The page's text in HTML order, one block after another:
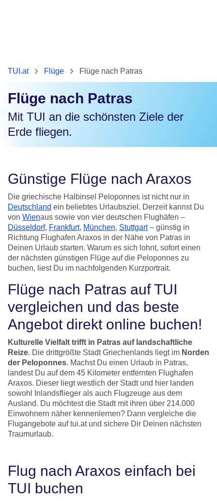
TUI.at Flüge Flüge nach Patras
Flüge nach Patras
Mit TUI an die schönsten Ziele der
Erde fliegen.
Günstige Flüge nach Araxos
Die griechische Halbinsel Peloponnes ist nicht nur in
Deutschland ein beliebtes Urlaubsziel. Derzeit kannst Du
von Wienaus sowie von vier deutschen Flughäfen –
Düsseldorf, Frankfurt, München, Stuttgart– günstig in
Richtung Flughafen Araxos in der Nähe von Patras in
Deinen Urlaub starten. Warum es sich lohnt, sofort einen
der nächsten günstigen Flüge auf die Peloponnes zu
buchen, liest Du im nachfolgenden Kurzportrait.
Flüge nach Patras auf TUI
vergleichen und das beste
Angebot direkt online buchen!
Kulturelle Vielfalt trifft in Patras auf landschaftliche
Reize. Die drittgrößte Stadt Griechenlands liegt im Norden
der Peloponnes. Machst Du einen Urlaub in Patras,
landest Du auf dem 45 Kilometer entfernten Flughafen
Araxos. Dieser liegt westlich der Stadt und hier landen
sowohl Inlandsflieger als auch Flugzeuge aus dem
Ausland. Du möchtest die Stadt mit ihren über 214.000
Einwohnern näher kennenlernen? Dann vergleiche die
Flugangebote auf tui.at und sichere Dir Deinen nächsten
Traumurlaub.
Flug nach Araxos einfach bei
TUI buchen